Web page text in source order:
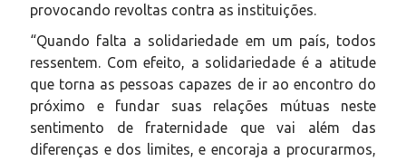
provocando revoltas contra as instituições.
“Quando falta a solidariedade em um país, todos
ressentem. Com efeito, a solidariedade é a atitude
que torna as pessoas capazes de ir ao encontro do
próximo e fundar suas relações mútuas neste
sentimento de fraternidade que vai além das
diferenças e dos limites, e encoraja a procurarmos,